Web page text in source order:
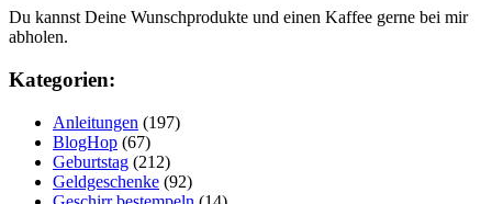
Du kannst Deine Wunschprodukte und einen Kaffee gerne bei mir
abholen.
Kategorien:
Anleitungen (197)
BlogHop (67)
Geburtstag (212)
Geldgeschenke (92)